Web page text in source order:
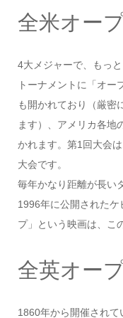
全米オー
4大メジャーで、もっ
トーナメントに「オー
も開かれており（厳密
ます）、アメリカ各地
かれます。第1回大会
大会です。
毎年かなり距離が長い
1996年に公開された
プ」という映画は、こ
全英オー
1860年から開催されて